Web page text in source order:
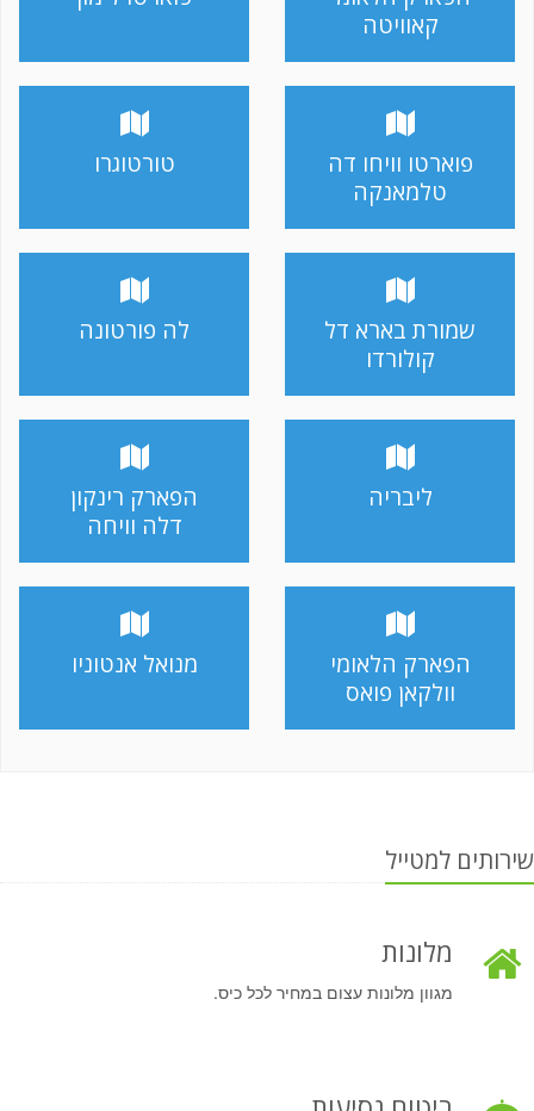
קאוויטה
פוארטו וויחו דה
טלמאנקה
טורטוגרו
שמורת בארא דל
קולורדו
לה פורטונה
ליבריה
הפארק רינקון
דלה וויחה
הפארק הלאומי
וולקאן פואס
מנואל אנטוניו
שירותים למטייל
מלונות
מגוון מלונות עצום במחיר לכל כיס.